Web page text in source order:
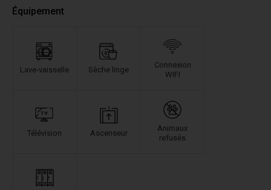
Équipement
Lave-vaisselle Sèche linge
Connexion
WIFI
Télévision Ascenseur
Animaux
refusés